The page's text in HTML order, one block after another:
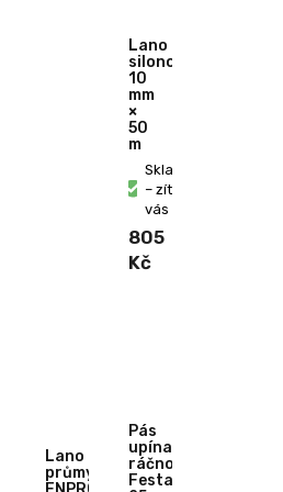
Lano
silonové
10
mm
×
50
m
Skladem
– zítra u
vás
805
Kč
Lano
průmyslové
Pás
upínací
ráčnový
Festa